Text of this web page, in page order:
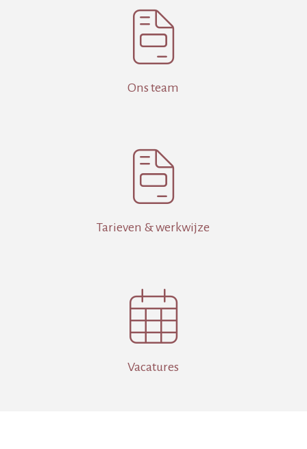

Ons team

Tarieven & werkwijze

Vacatures